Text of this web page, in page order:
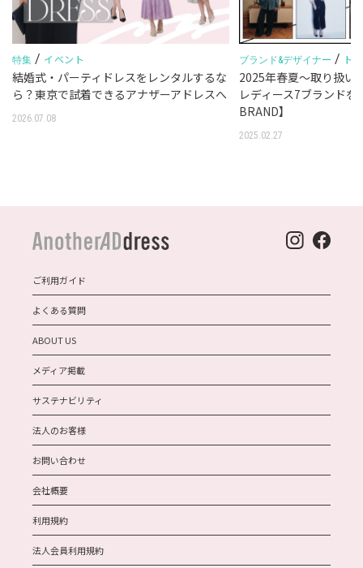
特集 / イベント
結婚式・パーティドレスをレンタルするな
ら？東京で試着できるアナザーアドレスへ
2026.07.08
ブランド&デザイナー / ト
2025年春夏～取り扱い
レディース7ブランドを
BRAND】
2025.02.27
ご利用ガイド
よくある質問
ABOUT US
メディア掲載
サステナビリティ
法人のお客様
お問い合わせ
会社概要
利用規約
法人会員利用規約